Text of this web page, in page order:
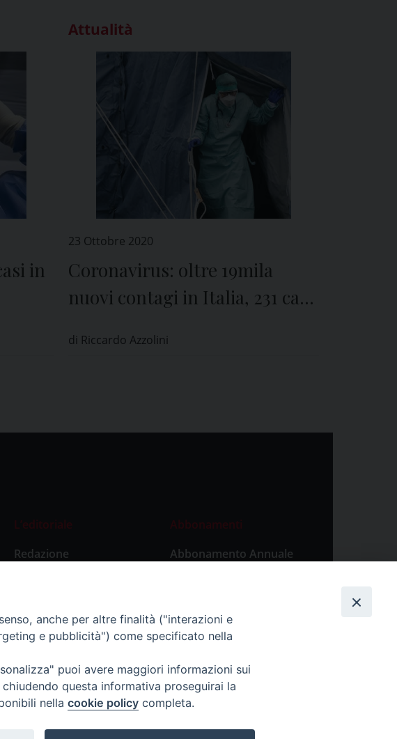
in
Attualità
23 Ottobre 2020
Coronavirus: oltre 19mila
nuovi contagi in Italia, 231 casi
di Riccardo Azzolini
L’editoriale
Redazione
Abbonamenti
Abbonamento Annuale
Abbonamento Singola
anche per altre finalità ("interazioni e
e pubblicità") come specificato nella
puoi avere maggiori informazioni sui
questa informativa proseguirai la
nella cookie policy completa.